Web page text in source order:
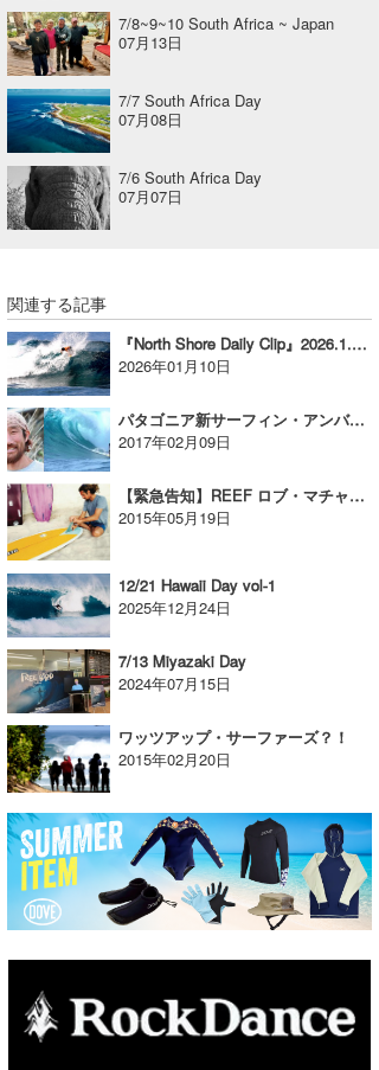
7/8~9~10 South Africa ~ Japan
07月13日
7/7 South Africa Day
07月08日
7/6 South Africa Day
07月07日
関連する記事
『North Shore Daily Clip』2026.1.9 @ Rocky
2026年01月10日
パタゴニア新サーフィン・アンバサダーの発表！
2017年02月09日
【緊急告知】REEF ロブ・マチャド来日決定!!
2015年05月19日
12/21 Hawaii Day vol-1
2025年12月24日
7/13 Miyazaki Day
2024年07月15日
ワッツアップ・サーファーズ？！
2015年02月20日